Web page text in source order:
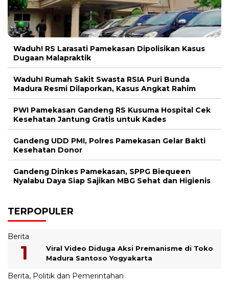
Waduh! RS Larasati Pamekasan Dipolisikan Kasus
Dugaan Malapraktik
Waduh! Rumah Sakit Swasta RSIA Puri Bunda
Madura Resmi Dilaporkan, Kasus Angkat Rahim
PWI Pamekasan Gandeng RS Kusuma Hospital Cek
Kesehatan Jantung Gratis untuk Kades
Gandeng UDD PMI, Polres Pamekasan Gelar Bakti
Kesehatan Donor
Gandeng Dinkes Pamekasan, SPPG Biequeen
Nyalabu Daya Siap Sajikan MBG Sehat dan Higienis
TERPOPULER
Berita
Viral Video Diduga Aksi Premanisme di Toko
Madura Santoso Yogyakarta
Berita, Politik dan Pemerintahan